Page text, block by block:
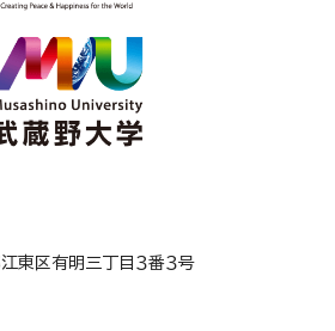
区有明三丁目３番３号